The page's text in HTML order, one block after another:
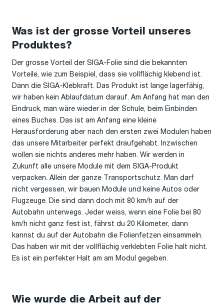
Was ist der grosse Vorteil unseres
Produktes?
Der grosse Vorteil der SIGA-Folie sind die bekannten
Vorteile, wie zum Beispiel, dass sie vollflächig klebend ist.
Dann die SIGA-Klebkraft. Das Produkt ist lange lagerfähig,
wir haben kein Ablaufdatum darauf. Am Anfang hat man den
Eindruck, man wäre wieder in der Schule, beim Einbinden
eines Buches. Das ist am Anfang eine kleine
Herausforderung aber nach den ersten zwei Modulen haben
das unsere Mitarbeiter perfekt draufgehabt. Inzwischen
wollen sie nichts anderes mehr haben. Wir werden in
Zukunft alle unsere Module mit dem SIGA-Produkt
verpacken. Allein der ganze Transportschutz. Man darf
nicht vergessen, wir bauen Module und keine Autos oder
Flugzeuge. Die sind dann doch mit 80 km/h auf der
Autobahn unterwegs. Jeder weiss, wenn eine Folie bei 80
km/h nicht ganz fest ist, fährst du 20 Kilometer, dann
kannst du auf der Autobahn die Folienfetzen einsammeln.
Das haben wir mit der vollflächig verklebten Folie halt nicht.
Es ist ein perfekter Halt am am Modul gegeben.
Wie wurde die Arbeit auf der